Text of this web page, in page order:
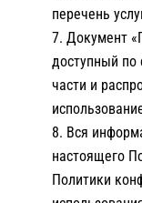
перечень
Документ
доступный по
части и
Вся
настоящего
Политики